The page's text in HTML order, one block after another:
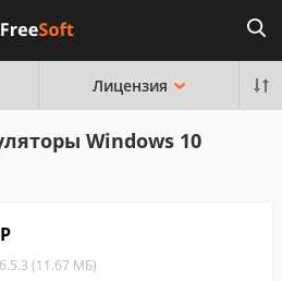
Лицензия
Windows 10
(11.67 МБ)